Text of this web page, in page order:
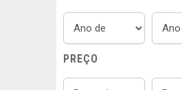
PREÇO